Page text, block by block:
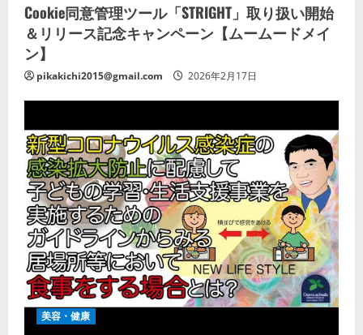
Cookie同意管理ツール「STRIGHT」取り扱い開始
＆リリース記念キャンペーン【ムームードメイ
ン】
pikakichi2015@gmail.com 2026年2月17日
美容・健康